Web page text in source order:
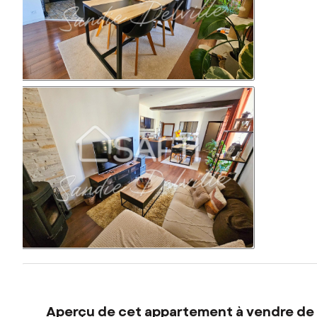
Aperçu de cet appartement à vendre de